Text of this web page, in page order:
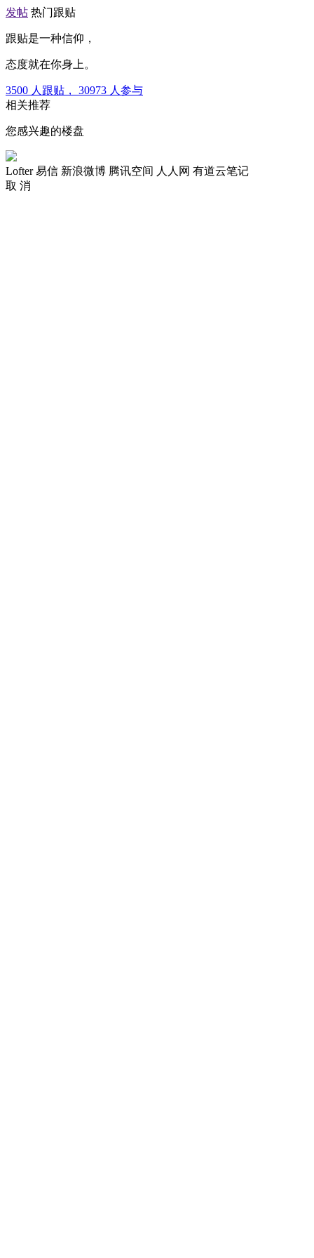
发帖 热门跟贴
跟贴是一种信仰，
态度就在你身上。
3500 人跟贴， 30973 人参与
相关推荐
您感兴趣的楼盘
Lofter 易信 新浪微博 腾讯空间 人人网 有道云笔记
取 消